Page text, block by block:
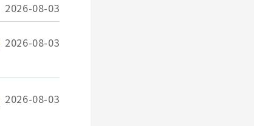
2026-08-03
2026-08-03
2026-08-03